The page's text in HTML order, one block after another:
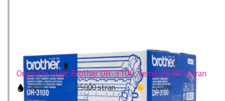
Originální válec Brother DR-3100, černý, 25000 stran
černá 25000 stran
1 zlaťák